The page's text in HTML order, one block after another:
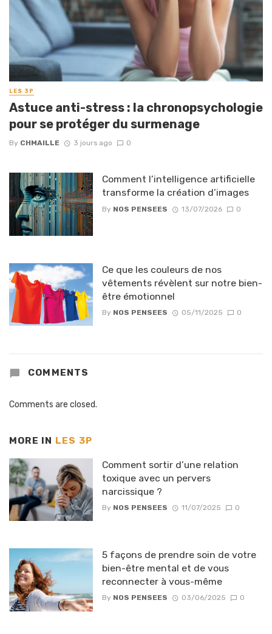
LES 3P
Astuce anti-stress : la chronopsychologie
pour se protéger du surmenage
By CHMAILLE 3 jours ago 0
Comment l’intelligence artificielle
transforme la création d’images
By NOS PENSEES 13/07/2026 0
Ce que les couleurs de nos
vêtements révèlent sur notre bien-
être émotionnel
By NOS PENSEES 05/11/2025 0
COMMENTS
Comments are closed.
MORE IN LES 3P
Comment sortir d’une relation
toxique avec un pervers
narcissique ?
By NOS PENSEES 11/07/2025 0
5 façons de prendre soin de votre
bien-être mental et de vous
reconnecter à vous-même
By NOS PENSEES 03/06/2025 0